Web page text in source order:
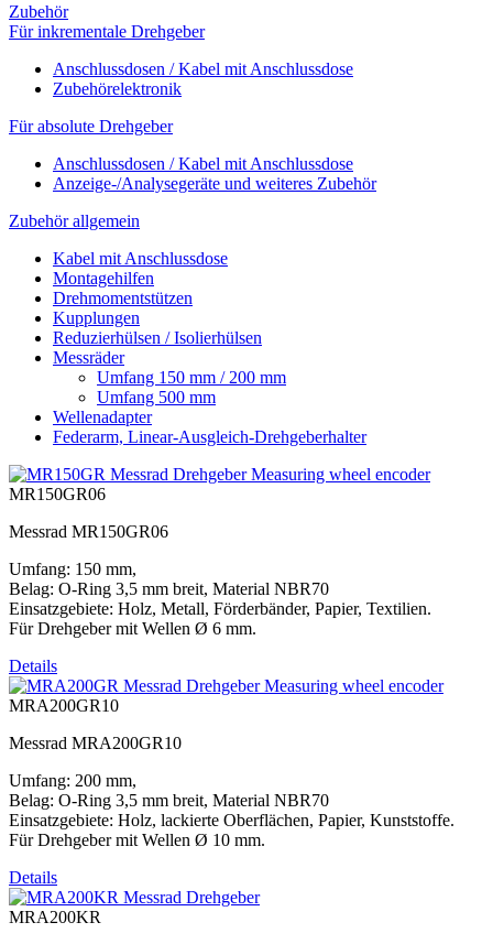
Zubehör
Für inkrementale Drehgeber
Anschlussdosen / Kabel mit Anschlussdose
Zubehörelektronik
Für absolute Drehgeber
Anschlussdosen / Kabel mit Anschlussdose
Anzeige-/Analysegeräte und weiteres Zubehör
Zubehör allgemein
Kabel mit Anschlussdose
Montagehilfen
Drehmomentstützen
Kupplungen
Reduzierhülsen / Isolierhülsen
Messräder
Umfang 150 mm / 200 mm
Umfang 500 mm
Wellenadapter
Federarm, Linear-Ausgleich-Drehgeberhalter
MR150GR06
Messrad MR150GR06
Umfang: 150 mm,
Belag: O-Ring 3,5 mm breit, Material NBR70
Einsatzgebiete: Holz, Metall, Förderbänder, Papier, Textilien.
Für Drehgeber mit Wellen Ø 6 mm.
Details
MRA200GR10
Messrad MRA200GR10
Umfang: 200 mm,
Belag: O-Ring 3,5 mm breit, Material NBR70
Einsatzgebiete: Holz, lackierte Oberflächen, Papier, Kunststoffe.
Für Drehgeber mit Wellen Ø 10 mm.
Details
MRA200KR